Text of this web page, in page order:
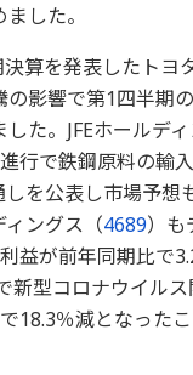
した。
算を発表したトヨ
影響で第1四半期
た。JFEホールデ
行で鉄鋼原料の輸
を公表し市場予想
ングス（4689）も
益が前年同期比で
新型コロナウイル
％減となったこ